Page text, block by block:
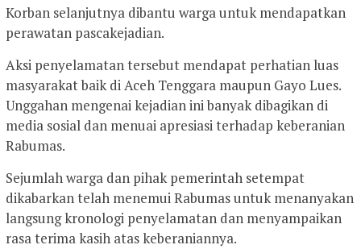
Korban selanjutnya dibantu warga untuk mendapatkan
perawatan pascakejadian.
Aksi penyelamatan tersebut mendapat perhatian luas
masyarakat baik di Aceh Tenggara maupun Gayo Lues.
Unggahan mengenai kejadian ini banyak dibagikan di
media sosial dan menuai apresiasi terhadap keberanian
Rabumas.
Sejumlah warga dan pihak pemerintah setempat
dikabarkan telah menemui Rabumas untuk menanyakan
langsung kronologi penyelamatan dan menyampaikan
rasa terima kasih atas keberaniannya.